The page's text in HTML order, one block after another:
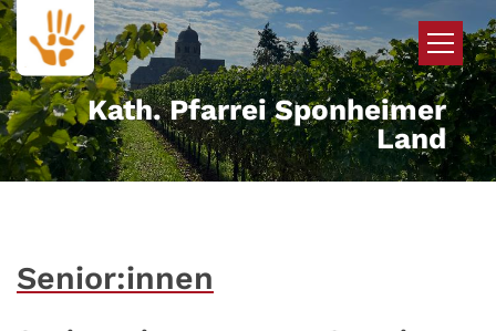
Zum Inhalt springen
Kath. Pfarrei Sponheimer
Land
Senior:innen